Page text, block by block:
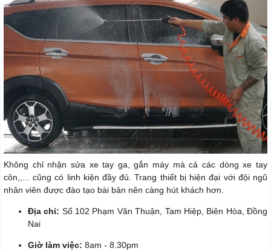
Không chỉ nhận sửa xe tay ga, gắn máy mà cả các dòng xe tay
côn,,... cũng có linh kiện đầy đủ. Trang thiết bị hiện đại với đội ngũ
nhân viên được đào tạo bài bản nên càng hút khách hơn.
Địa chỉ: Số 102 Phạm Văn Thuận, Tam Hiệp, Biên Hòa, Đồng
Nai
Giờ làm việc: 8am - 8.30pm